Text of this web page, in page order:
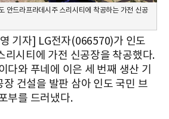
안드라프라데시주 스리시티에 착공하는 가전 신공
기자] LG전자(066570)가 인도
리시티에 가전 신공장을 착공했다.
다와 푸네에 이은 세 번째 생산 기
건설을 발판 삼아 인도 국민 브
부를 드러냈다.